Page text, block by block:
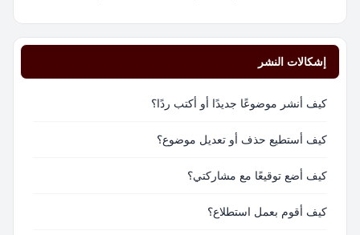
إشكالات النشر
كيف أنشر موضوعًا جديدًا أو أكتب ردًا؟
كيف أستطيع حذف أو تعديل موضوع؟
كيف أضع توقيعًا مع مشاركتي؟
كيف أقوم بعمل استطلاع؟